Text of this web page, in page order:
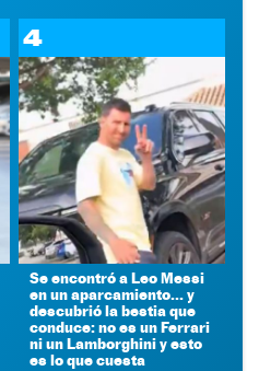
4
Se encontró a Leo Messi
en un aparcamiento... y
descubrió la bestia que
conduce: no es un Ferrari
ni un Lamborghini y esto
es lo que cuesta